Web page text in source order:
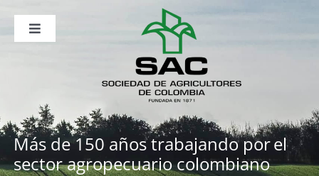
contenido
Toggle
Publicaciones
Sala de Prensa
Eventos
Más de 150 años trabajando porel
sector agropecuario colombiano